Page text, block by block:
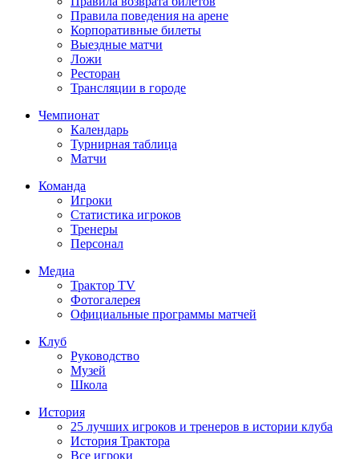
Правила поведения на арене
Корпоративные билеты
Выездные матчи
Ложи
Ресторан
Трансляции в городе
Чемпионат
Календарь
Турнирная таблица
Матчи
Команда
Игроки
Статистика игроков
Тренеры
Персонал
Медиа
Трактор TV
Фотогалерея
Официальные программы матчей
Клуб
Руководство
Музей
Школа
История
25 лучших игроков и тренеров в истории клуба
История Трактора
Все игроки